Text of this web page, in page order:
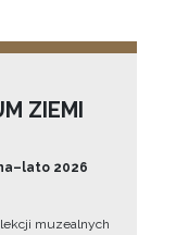
ZIEMI
2026
muzealnych